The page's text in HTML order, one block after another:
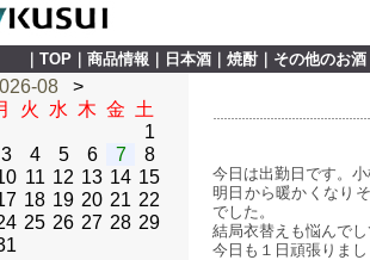
TOP 商品情報 日本酒 焼酎｜ その他のお酒
今日は出勤日です。
明日から暖かくなり
でした。
結局衣替えも悩んで
今日も１日頑張りま
08 >
火 水 木 金 土
1
3 4 5 6 7
8
11 12 13 14 15
18 19 20 21 22
25 26 27 28 29